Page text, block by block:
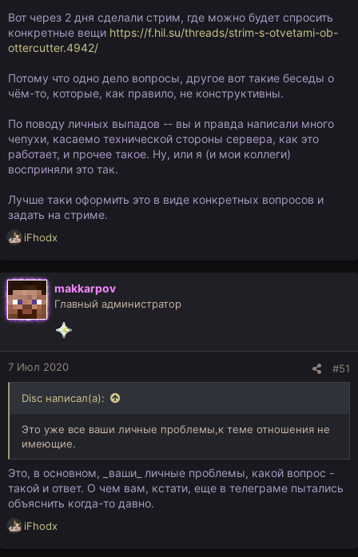
во штыки.
выражения недовольства и раздражения от написанного
мной, и даже попыток каких-то личных выпадов - ничего
вносящего ясность в вопрос не написали.Опять же,меня
это волнует мало,дело ваше,сервер и форум тоже
видят игровой процесс на этом сервер на верхушке
администрации,и что это вряд ли как-то измениться.
Вот через 2 дня сделали стрим, где можно будет спросить
конкретные вещи https://f.hil.su/threads/strim-s-otvetami-ob-
ottercutter.4942/
Потому что одно дело вопросы, другое вот такие беседы о
чём-то, которые, как правило, не конструктивны.
По поводу личных выпадов -- вы и правда написали много
чепухи, касаемо технической стороны сервера, как это
работает, и прочее такое. Ну, или я (и мои коллеги)
восприняли это так.
Лучше таки оформить это в виде конкретных вопросов и
задать на стриме.
Р
к
ц
и
и
iFhodx
makkarpov
Главный администратор
7 Июл 2020 #51
Disc написал(а):
Это уже все ваши личные проблемы,к теме отношения не
имеющие.
Это, в основном, _ваши_ личные проблемы, какой вопрос -
такой и ответ. О чем вам, кстати, еще в телеграме пытались
объяснить когда-то давно.
Р
iFhodx